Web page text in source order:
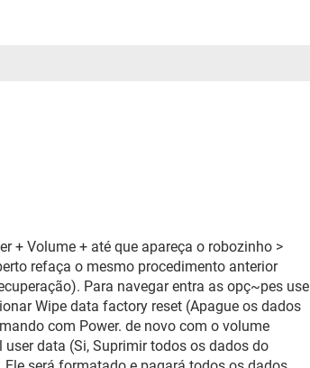
+ Volume + até que apareça o robozinho >
refaça o mesmo procedimento anterior
Para navegar entra as opç~pes use
Wipe data factory reset (Apague os dados
com Power. de novo com o volume
user data (Si, Suprimir todos os dados do